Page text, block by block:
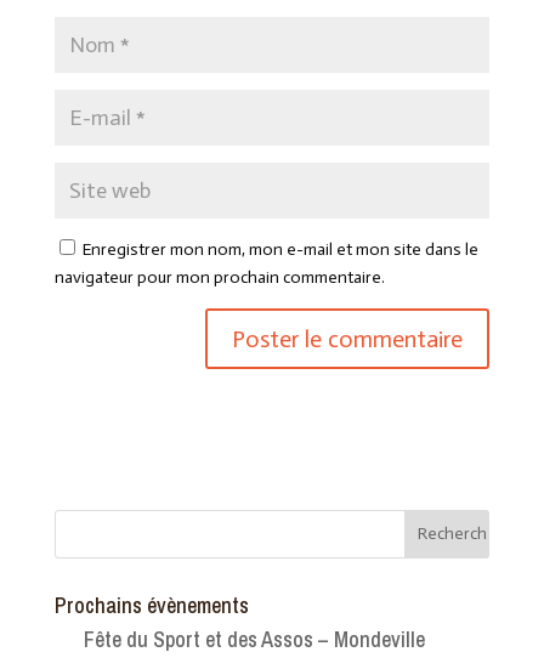
Enregistrer mon nom, mon e-mail et mon site dans le
navigateur pour mon prochain commentaire.
Prochains évènements
Fête du Sport et des Assos – Mondeville